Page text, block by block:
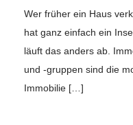
Wer früher ein Haus
hat ganz einfach ein
läuft das anders ab.
und -gruppen sind die
Immobilie […]